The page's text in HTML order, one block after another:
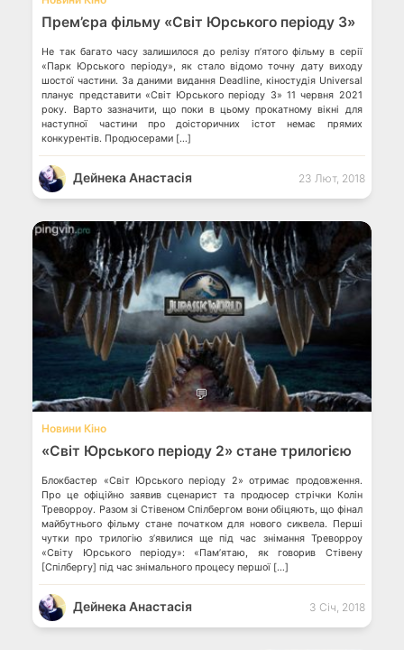
Прем’єра фільму «Світ Юрського періоду 3»
Не так багато часу залишилося до релізу п’ятого фільму в серії
«Парк Юрського періоду», як стало відомо точну дату виходу
шостої частини. За даними видання Deadline, кіностудія Universal
планує представити «Світ Юрського періоду 3» 11 червня 2021
року. Варто зазначити, що поки в цьому прокатному вікні для
наступної частини про доісторичних істот немає прямих
конкурентів. Продюсерами […]
Дейнека Анастасiя 23 Лют, 2018
💬
Новини Кіно
«Світ Юрського періоду 2» стане трилогією
Блокбастер «Світ Юрського періоду 2» отримає продовження.
Про це офіційно заявив сценарист та продюсер стрічки Колін
Треворроу. Разом зі Стівеном Спілбергом вони обіцяють, що фінал
майбутнього фільму стане початком для нового сиквела. Перші
чутки про трилогію з’явилися ще під час знімання Треворроу
«Світу Юрського періоду»: «Пам’ятаю, як говорив Стівену
[Спілбергу] під час знімального процесу першої […]
Дейнека Анастасiя 3 Січ, 2018